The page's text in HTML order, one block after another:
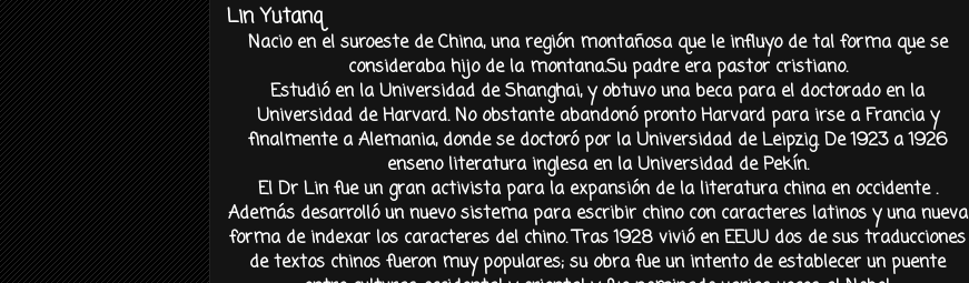
Lin Yutanq
Nacio en el suroeste de China, una región montañosa que le influyo de tal forma que se
consideraba hijo de la montana.Su padre era pastor cristiano.
Estudió en la Universidad de Shanghai, y obtuvo una beca para el doctorado en la
Universidad de Harvard. No obstante abandonó pronto Harvard para irse a Francia y
finalmente a Alemania, donde se doctoró por la Universidad de Leipzig. De 1923 a 1926
enseno literatura inglesa en la Universidad de Pekín.
El Dr Lin fue un gran activista para la expansión de la literatura china en occidente .
Además desarrolló un nuevo sistema para escribir chino con caracteres latinos y una nueva
forma de indexar los caracteres del chino. Tras 1928 vivió en EEUU dos de sus traducciones
de textos chinos fueron muy populares; su obra fue un intento de establecer un puente